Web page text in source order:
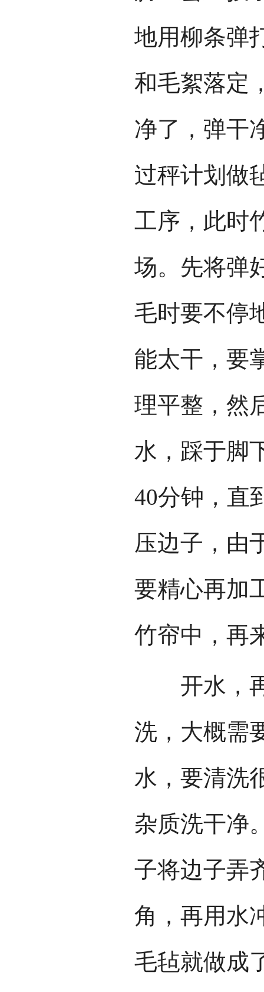
地用柳条弹
和毛絮落定
净了，弹干
过秤计划做
工序，此时
场。先将弹
毛时要不停
能太干，要
理平整，然
水，踩于脚
40分钟，直
压边子，由
要精心再加
竹帘中，再
开水，再
洗，大概需
水，要清洗
杂质洗干净
子将边子弄
角，再用水
毛毡就做成